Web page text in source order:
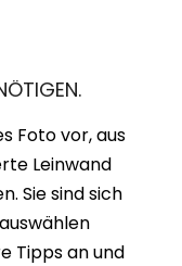
Foto vor, aus
Leinwand
Sie sind sich
Tipps an und